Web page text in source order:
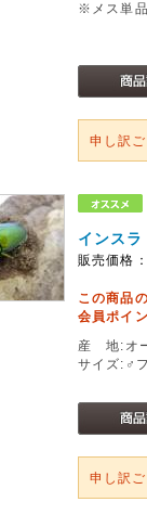
※メス単
申し訳
インス
販売価格
この商品
会員ポイ
産 地:オ
サイズ:♂
申し訳